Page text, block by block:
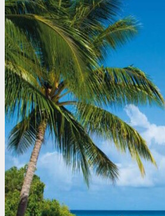
Венгрия
Германия
Греция